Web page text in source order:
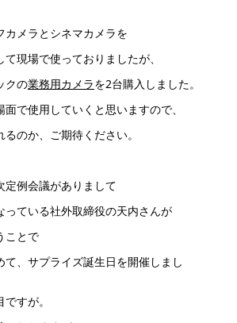
カメラとシネマカメラを
現場で使っておりましたが、
クの業務用カメラを2台購入しました。
で使用していくと思いますので、
のか、ご期待ください。
定例会議がありまして
っている社外取締役の天内さんが
ことで
て、サプライズ誕生日を開催しまし
すが。